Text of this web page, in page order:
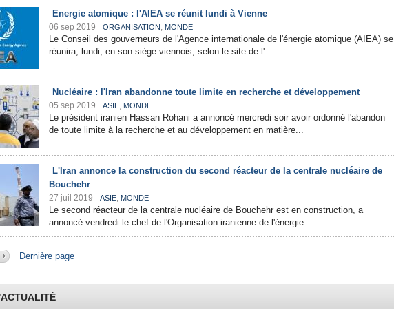
Energie atomique : l'AIEA se réunit lundi à Vienne
06 sep 2019 ORGANISATION, MONDE
Le Conseil des gouverneurs de l'Agence internationale de l'énergie atomique (AIEA) se
réunira, lundi, en son siège viennois, selon le site de l'...
Nucléaire : l'Iran abandonne toute limite en recherche et développement
05 sep 2019 ASIE, MONDE
Le président iranien Hassan Rohani a annoncé mercredi soir avoir ordonné l'abandon
de toute limite à la recherche et au développement en matière...
L'Iran annonce la construction du second réacteur de la centrale nucléaire de
Bouchehr
27 juil 2019 ASIE, MONDE
Le second réacteur de la centrale nucléaire de Bouchehr est en construction, a
annoncé vendredi le chef de l'Organisation iranienne de l'énergie...
Dernière page